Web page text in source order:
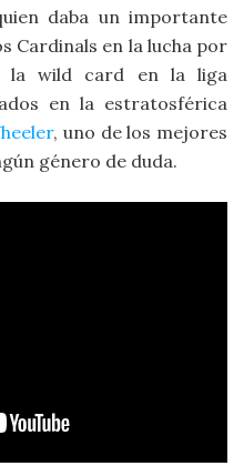
daba un importante
Cardinals en la lucha por
la wild card en la liga
en la estratosférica
, uno de los mejores
género de duda.